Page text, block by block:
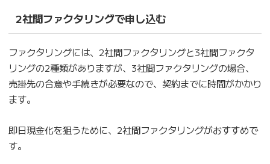
2社間ファクタリングで申し込む
ファクタリングには、2社間ファクタリングと3社間ファクタ
リングの2種類がありますが、3社間ファクタリングの場合、
売掛先の合意や手続きが必要なので、契約までに時間がかかり
ます。
即日現金化を狙うために、2社間ファクタリングがおすすめで
す。